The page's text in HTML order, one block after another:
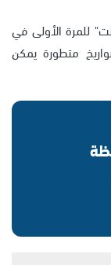
للمرة الأولى في
صواريخ متطورة يمكن